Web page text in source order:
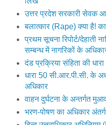
वाहन दुर्घटना के अन्तर्गत
भरण-पोषण का अधिकार
हिन्दु उत्तराधिकार
1956
अवैध देह व्यापार से संबंधी
दंड प्रक्रिया संहिता की
भारतीय दंड संहिता की धारा
जमानतीय एवं गैर जमानती
विवाह, दहेज और कानून
भारतीय दंड संहिता, 1860